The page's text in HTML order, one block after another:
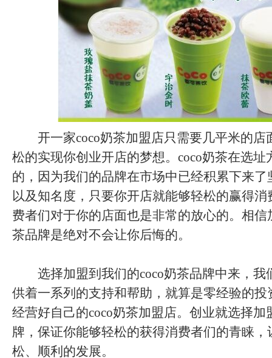
开一家coco奶茶加盟店只需要几平米的店
松的实现你创业开店的梦想。coco奶茶在选址
的，因为我们的品牌在市场中已经积累下来
以及知名度，只要你开店就能够轻松的赢得
费者们对于你的店面也是非常的放心的。相信
茶品牌是绝对不会让你后悔的。
选择加盟到我们的coco奶茶品牌中来，我
供着一系列的支持和帮助，就算是零经验的投
经营好自己的coco奶茶加盟店。创业就选择加
牌，保证你能够轻松的获得消费者们的青睐，
松、顺利的发展。